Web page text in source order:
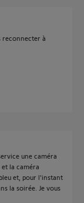
reconnecter à
une caméra
la caméra
et, pour l'instant
la soirée. Je vous